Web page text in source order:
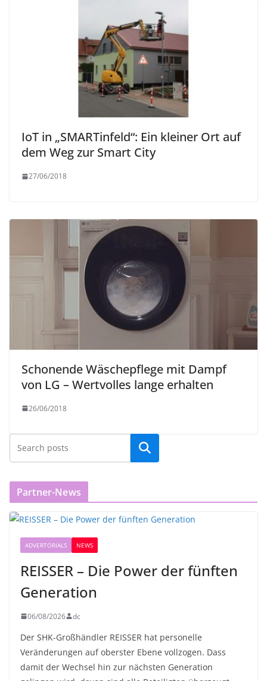
IoT in „SMARTinfeld“: Ein kleiner Ort auf
dem Weg zur Smart City
27/06/2018
Schonende Wäschepflege mit Dampf
von LG – Wertvolles lange erhalten
26/06/2018
Partner-News
ADVERTORIALS NEWS
REISSER – Die Power der fünften
Generation
06/08/2026 dc
Der SHK-Großhändler REISSER hat personelle
Veränderungen auf oberster Ebene vollzogen. Dass
damit der Wechsel hin zur nächsten Generation